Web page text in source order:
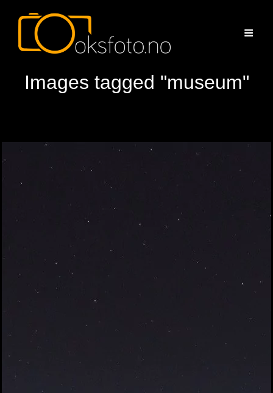
Images tagged "museum"